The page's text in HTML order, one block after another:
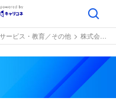
ービス・教育／その他 株式会社シー・ヴイ・エス・ベイエリア